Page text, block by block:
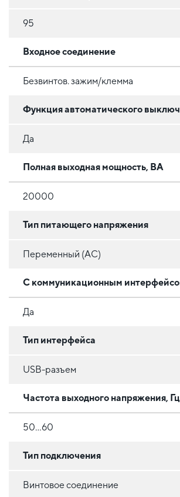
95
Входное соединение
Безвинтов. зажим/клемма
Функция автоматического
Да
Полная выходная мощность, ВА
20000
Тип питающего напряжения
Переменный (AC)
С коммуникационным
Да
Тип интерфейса
USB-разъем
Частота выходного напряжения, Гц
50…60
Тип подключения
Винтовое соединение